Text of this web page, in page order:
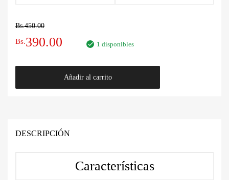
Bs.450.00
El
precio
original
Bs.450.00.
Bs.390.00
precio
actual
Bs.390.00.
1 disponibles
1995
Añadir al carrito
DESCRIPCIÓN
Características